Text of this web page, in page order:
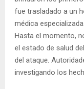
fue trasladado a un
médica especializada.
Hasta el momento,
el estado de salud
del ataque.
investigando los